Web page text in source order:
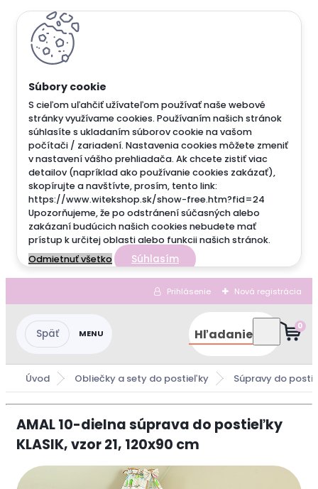
S cieľom uľahčiť užívateľom používať naše webové
stránky využívame cookies. Používaním našich stránok
súhlasíte s ukladaním súborov cookie na vašom
počítači / zariadení. Nastavenia cookies môžete zmeniť
v nastavení vášho prehliadača. Ak chcete zistiť viac
detailov (napríklad ako používanie cookies zakázať),
skopírujte a navštívte, prosím, tento link:
https://www.witekshop.sk/show-free.htm?fid=24
Upozorňujeme, že po odstránení súčasných alebo
zakázaní budúcich našich cookies nebudete mať
prístup k určitej oblasti alebo funkcii našich stránok.
Odmietnuť všetko
Súhlasím
Prihlásenie Nová registrácia
Hľadanie 0
Úvod Obliečky a sety do postieľky Súpravy do
AMAL 10-dielna súprava do postieľky
KLASIK, vzor 21, 120x90 cm